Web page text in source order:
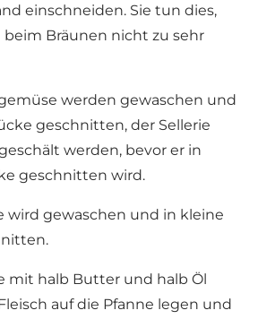
einschneiden. Sie tun dies,
beim Bräunen nicht zu sehr
werden gewaschen und
geschnitten, der Sellerie
werden, bevor er in
geschnitten wird.
wird gewaschen und in kleine
mit halb Butter und halb Öl
auf die Pfanne legen und